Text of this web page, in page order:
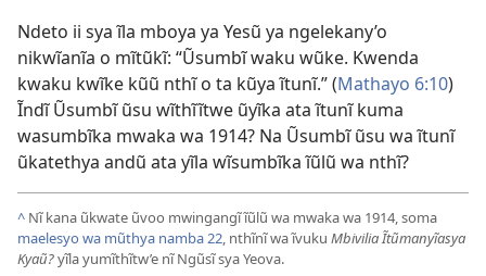
Ndeto ii sya ĩla mboya ya Yesũ ya ngelekany’o
nikwĩanĩa o mĩtũkĩ: “Ũsumbĩ waku wũke. Kwenda
kwaku kwĩke kũũ nthĩ o ta kũya ĩtunĩ.” (Mathayo 6:10)
Ĩndĩ Ũsumbĩ ũsu wĩthĩĩtwe ũyĩka ata ĩtunĩ kuma
wasumbĩka mwaka wa 1914? Na Ũsumbĩ ũsu wa ĩtunĩ
ũkatethya andũ ata yĩla wĩsumbĩka ĩũlũ wa nthĩ?
^ Nĩ kana ũkwate ũvoo mwingangĩ ĩũlũ wa mwaka wa 1914, soma
maelesyo wa mũthya namba 22, nthĩnĩ wa ĩvuku Mbivilia Ĩtũmanyĩasya
Kyaũ?yĩla yumĩthĩtw’e nĩ Ngũsĩ sya Yeova.